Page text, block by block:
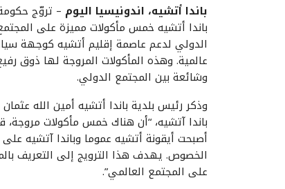
باندا أتشيه، اندونيسيا اليوم – تروّج
باندا أتشيه خمس مأكولات مميزة على
الدولي لدعم عاصمة إقليم أتشيه كوجهة
عالمية. وهذه المأكولات المروجة لها ذوق
وشائعة بين المجتمع الدولي.
وذكر رئيس بلدية باندا أتشيه أمين الله
باندا آتشيه، “أن هناك خمس مأكولات مروجة،
أصبحت أيقونة أتشيه عموما وباندا آتشيه
الخصوص. يهدف هذا الترويج إلى التعريف
على المجتمع العالمي”.